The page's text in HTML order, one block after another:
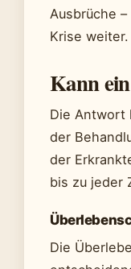
Ausbrüche
Krise weiter.
Kann
Die Antwort
der
der
bis zu jeder
Die